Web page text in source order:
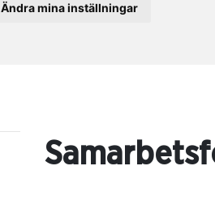
Ändra mina inställningar